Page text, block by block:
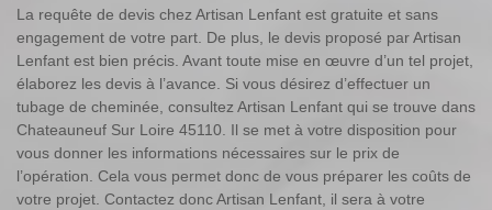
La requête de devis chez Artisan Lenfant est gratuite et sans
engagement de votre part. De plus, le devis proposé par Artisan
Lenfant est bien précis. Avant toute mise en œuvre d’un tel projet,
élaborez les devis à l’avance. Si vous désirez d’effectuer un
tubage de cheminée, consultez Artisan Lenfant qui se trouve dans
Chateauneuf Sur Loire 45110. Il se met à votre disposition pour
vous donner les informations nécessaires sur le prix de
l’opération. Cela vous permet donc de vous préparer les coûts de
votre projet. Contactez donc Artisan Lenfant, il sera à votre